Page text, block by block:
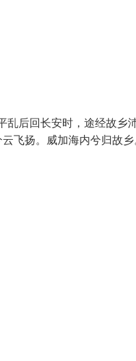
乱后回长安时，途经故乡
飞扬。威加海内兮归故